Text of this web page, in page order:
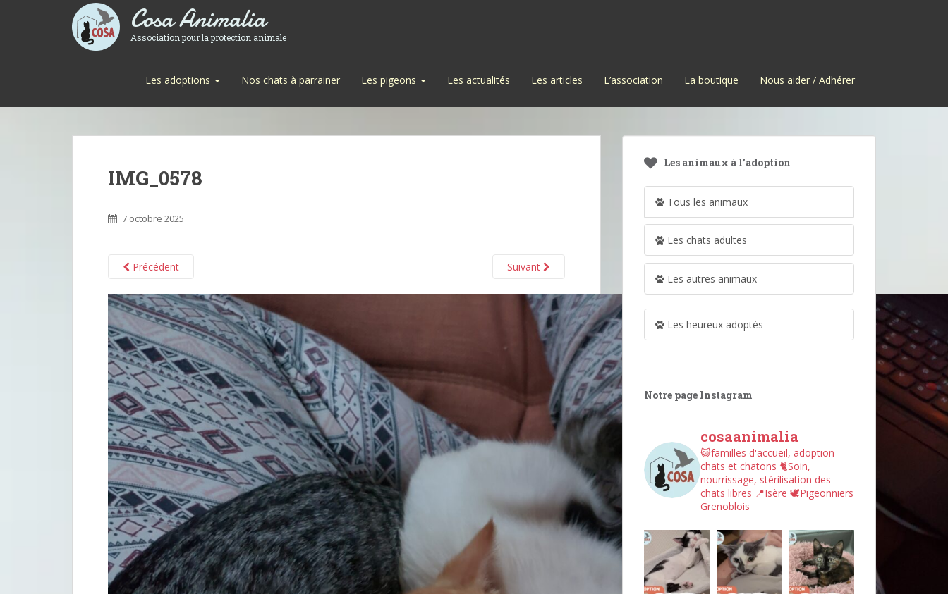
Cosa Animalia
Association pour la protection animale
Les adoptions Nos chats à parrainer Les pigeons Les actualités Les articles L’association La boutique Nous aider / Adhérer
IMG_0578
7 octobre 2025
Précédent Suivant
Les animaux à l’adoption
Tous les animaux
Les chats adultes
Les autres animaux
Les heureux adoptés
Notre page Instagram
cosaanimalia
😺familles d'accueil, adoption
chats et chatons 🐈Soin,
nourrissage, stérilisation des
chats libres 📍Isère 🕊︎Pigeonniers
Grenoblois